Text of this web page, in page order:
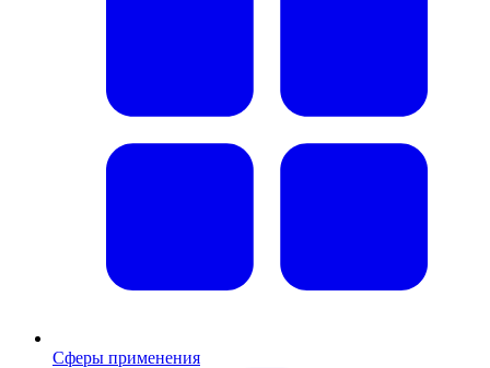
Сферы применения